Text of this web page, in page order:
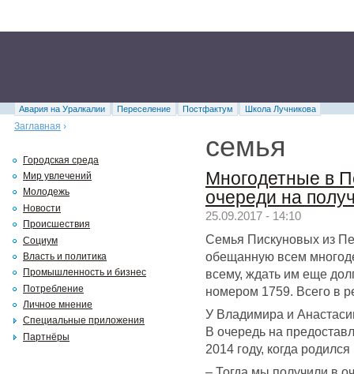
Авария на Уралкалии Переселение Постфактум
Школа Лучникова
Заглавная ›
семья
Многодетные в
очереди на
25.09.2017 - 14:10
Семья Пискуновых из
обещанную всем
всему, ждать им еще
номером 1759. Всего в
У Владимира и
В очередь на
2014 году, когда
Городская среда
Мир увлечений
Молодежь
Новости
Происшествия
Социум
Власть и политика
Промышленность и бизнес
Потребление
Личное мнение
Специальные приложения
Партнёры